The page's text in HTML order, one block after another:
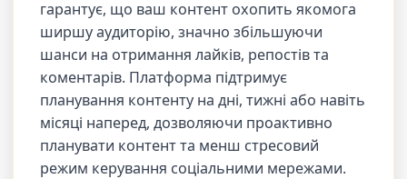
гарантує, що ваш контент охопить якомога
ширшу аудиторію, значно збільшуючи
шанси на отримання лайків, репостів та
коментарів. Платформа підтримує
планування контенту на дні, тижні або навіть
місяці наперед, дозволяючи проактивно
планувати контент та менш стресовий
режим керування соціальними мережами.